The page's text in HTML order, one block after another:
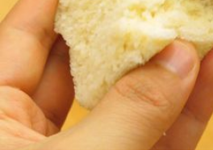
l
a
y